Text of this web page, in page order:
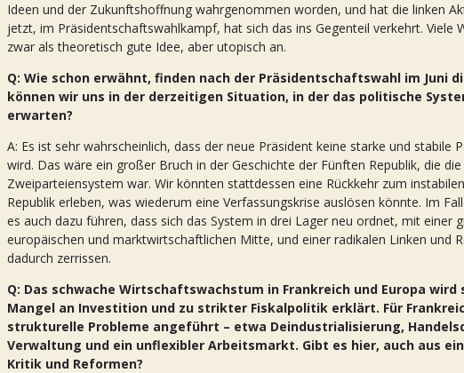
Ideen und der Zukunftshoffnung wahrgenommen worden, und hat die linken
jetzt, im Präsidentschaftswahlkampf, hat sich das ins Gegenteil verkehrt. Viele
zwar als theoretisch gute Idee, aber utopisch an.
Q: Wie schon erwähnt, finden nach der Präsidentschaftswahl im Juni
können wir uns in der derzeitigen Situation, in der das politische
erwarten?
A: Es ist sehr wahrscheinlich, dass der neue Präsident keine starke und stabile
wird. Das wäre ein großer Bruch in der Geschichte der Fünften Republik, die
Zweiparteiensystem war. Wir könnten stattdessen eine Rückkehr zum
Republik erleben, was wiederum eine Verfassungskrise auslösen könnte. Im
es auch dazu führen, dass sich das System in drei Lager neu ordnet, mit einer
europäischen und marktwirtschaftlichen Mitte, und einer radikalen Linken und
dadurch zerrissen.
Q: Das schwache Wirtschaftswachstum in Frankreich und Europa
Mangel an Investition und zu strikter Fiskalpolitik erklärt. Für
strukturelle Probleme angeführt – etwa Deindustrialisierung,
Verwaltung und ein unflexibler Arbeitsmarkt. Gibt es hier, auch aus
Kritik und Reformen?